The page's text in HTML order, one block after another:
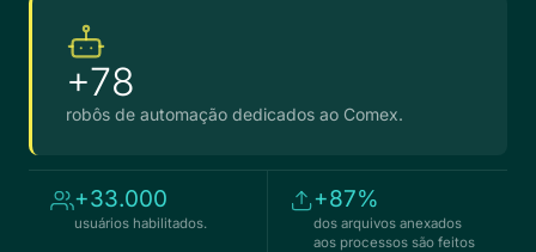
+78
robôs de automação dedicados ao Comex.
+33.000
usuários habilitados.
+87%
dos arquivos anexados
aos processos são feitos